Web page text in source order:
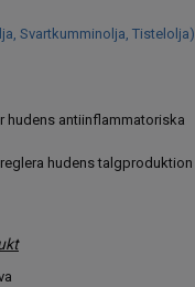
Svartkumminolja, Tistelolja)
antiinflammatoriska
hudens talgproduktion